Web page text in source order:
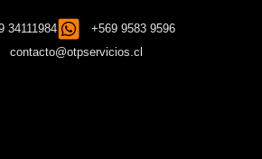
34111984
+569 9583 9596
contacto@otpservicios.cl